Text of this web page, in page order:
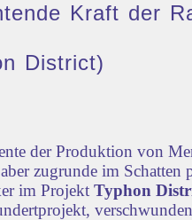
Kraft der
District)
der Produktion von
zugrunde im
im ProjektTyphon